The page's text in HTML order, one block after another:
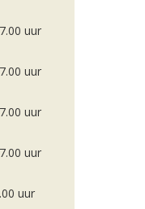
uur
uur
uur
uur
uur